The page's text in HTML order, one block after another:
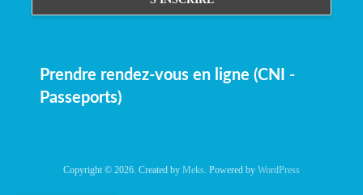
Prendre rendez-vous en ligne (CNI -
Passeports)
Copyright © 2026. Created by Meks . Powered by WordPress